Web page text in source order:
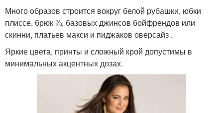
Много образов строится вокруг белой рубашки, юбки
плиссе, брюк ⅞, базовых джинсов бойфрендов или
скинни, платьев макси и пиджаков оверсайз .
Яркие цвета, принты и сложный крой допустимы в
минимальных акцентных дозах.